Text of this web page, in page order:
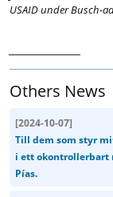
USAID under Busch-
Others News
[2024-10-07]
Till dem som styr
i ett okontrollerbart
Pías.